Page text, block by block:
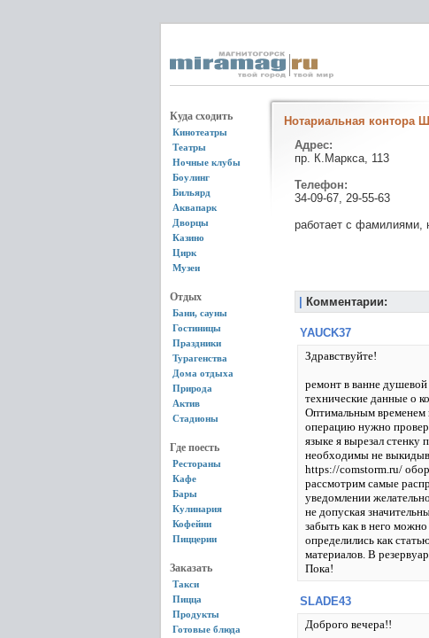
Куда сходить
Кинотеатры
Театры
Ночные клубы
Боулинг
Бильярд
Аквапарк
Дворцы
Казино
Цирк
Музеи
Отдых
Бани, сауны
Гостиницы
Праздники
Турагенства
Дома отдыха
Природа
Актив
Стадионы
Где поесть
Рестораны
Кафе
Бары
Кулинария
Кофейни
Пиццерии
Заказать
Такси
Пицца
Продукты
Готовые блюда
Нотариальная контора
Адрес:
пр. К.Маркса, 113
Телефон:
34-09-67, 29-55-63
работает с
Комментарии:
YAUCK37
Здравствуйте!
ремонт в ванне
технические данные о
Оптимальным временем
операцию нужно
языке я вырезал
необходимы не
https://comstorm.ru/
рассмотрим самые
уведомлении
не допуская
забыть как в него
определились как
материалов. В
Пока!
SLADE43
Доброго вечера!!